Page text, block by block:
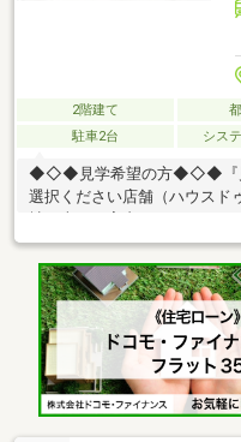
2階建て
駐車2台
シス
◆◇◆見学希望の方◆◇◆『見
選択ください店舗（ハウスド
せ、ご自宅や最寄り駅などで
わせ場所をご連絡ください
『住宅ローンや資金計画につ
学したい』という方も、お
頂きます物件情報や物件写真
ださい↓↓↓https://